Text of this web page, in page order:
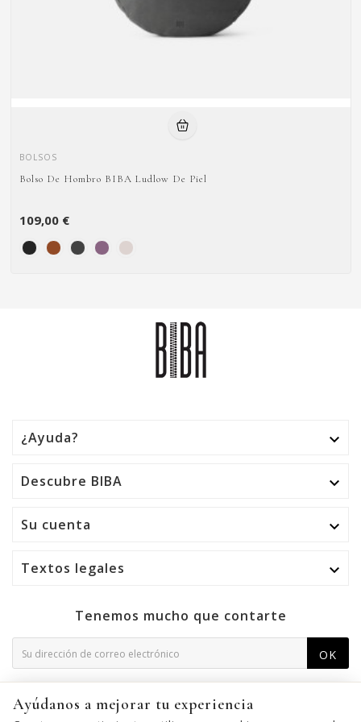
BOLSOS
Bolso De Hombro BIBA Ludlow De Piel
109,00 €
¿Ayuda? 
Descubre BIBA 
Su cuenta 
Textos legales 
Tenemos mucho que contarte
OK
consulte nuestra información de contacto en el aviso legal.
Ayúdanos a mejorar tu experiencia